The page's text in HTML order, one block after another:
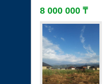
8 000 000 ₸